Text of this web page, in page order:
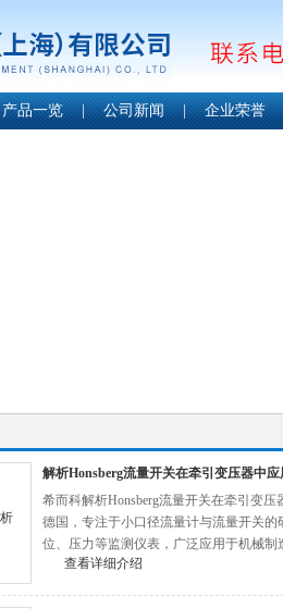
产品一览 | 公司新闻 | 企业荣誉
解析Honsberg流量开关在牵引变压器中应
希而科解析Honsberg流量开关在牵引变压
德国，专注于小口径流量计与流量开关
位、压力等监测仪表，广泛应用于机械制
查看详细介绍